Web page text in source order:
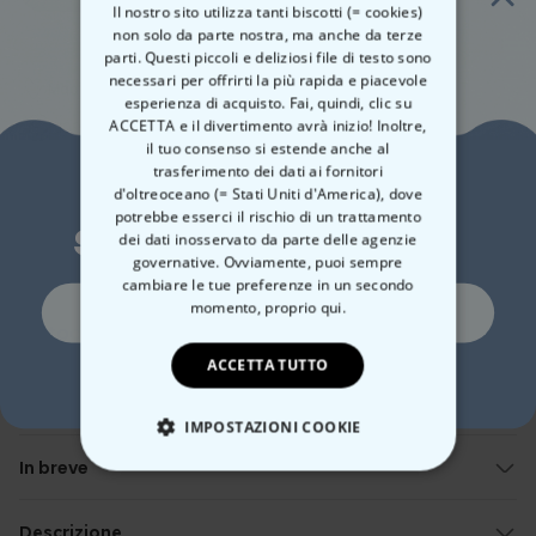
Made in Austria
Spedizione Rapida
100 giorni soddisfatti o rimborsati
Data stimata per la consegna:
Mar, 11.08 – Mer, 12.08
Spedizione gratuita a partire da 50 € Scopri di più
Metodo di pagamento
In breve
Realizzato in 100 % cotone
Il nostro sito utilizza tanti biscotti (= cookies)
non solo da parte nostra, ma anche da terze
parti. Questi piccoli e deliziosi file di testo sono
necessari per offrirti la più rapida e piacevole
esperienza di acquisto. Fai, quindi, clic su
ACCETTA e il divertimento avrà inizio! Inoltre,
il tuo consenso si estende anche al
trasferimento dei dati ai fornitori
d'oltreoceano (= Stati Uniti d'America), dove
potrebbe esserci il rischio di un trattamento
dei dati inosservato da parte delle agenzie
governative. Ovviamente, puoi sempre
cambiare le tue preferenze in un secondo
momento, proprio qui.
ACCETTA TUTTO
IMPOSTAZIONI COOKIE
Vuoi uno
sconto del 10%?
Si, certo!
No, non mi piacciono gli sconti